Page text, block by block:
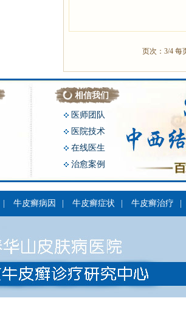
页次：3/4
相信我们
医师团队
医院技术
在线医生
治愈案例
牛皮癣病因 牛皮癣症状 牛皮癣治疗